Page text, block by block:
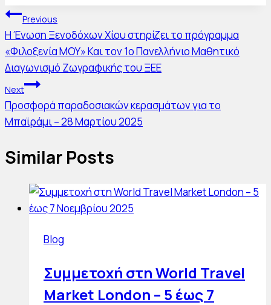
Πλοήγηση
άρθρων
Previous
Η Ένωση Ξενοδόχων Χίου στηρίζει το πρόγραμμα
«Φιλοξενία ΜΟΥ» Και τον 1ο Πανελλήνιο Μαθητικό
Διαγωνισμό Ζωγραφικής του ΞΕΕ
Next
Προσφορά παραδοσιακών κερασμάτων για το
Μπαϊράμι – 28 Μαρτίου 2025
Similar Posts
Blog
Συμμετοχή στη World Travel
Market London – 5 έως 7